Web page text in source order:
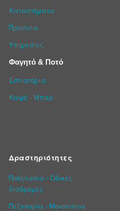
Καταστήματα
Προϊόντα
Υπηρεσίες
Φαγητό & Ποτό
Εστιατόρια
Καφέ - Μπαρ
Δραστηριότητες
Ποδηλασία - Οδικές
διαδρομές
Πεζοπορία - Μονοπάτια